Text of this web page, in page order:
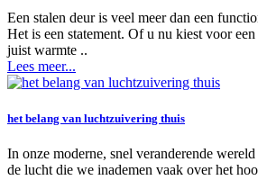
Een stalen deur is veel meer dan een
Het is een statement. Of u nu kiest voor
juist warmte ..
Lees meer...
het belang van luchtzuivering thuis
In onze moderne, snel veranderende
de lucht die we inademen vaak over het